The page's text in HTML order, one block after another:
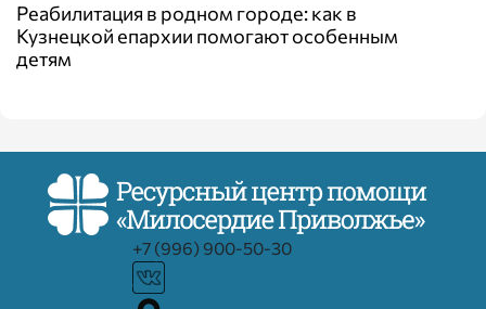
Реабилитация в родном городе: как в
Кузнецкой епархии помогают особенным
детям
+7 (996) 900-50-30